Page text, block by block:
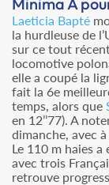
Laeticia Bapté
la hurdleuse de
sur ce tout
locomotive
elle a coupé la
fait la 6e
temps, alors que
en 12’’77). A
dimanche, avec à
Le 110 m haies a
avec trois
retrouve